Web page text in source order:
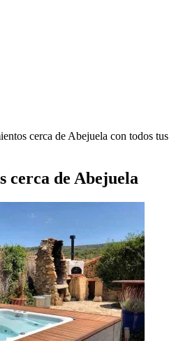
cerca de Abejuela con todos tus
cerca de Abejuela